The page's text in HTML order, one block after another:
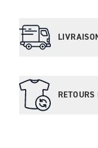
RETOURS